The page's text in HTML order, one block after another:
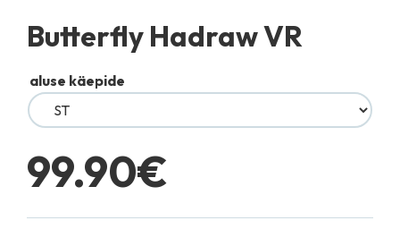
Butterfly Hadraw VR
aluse käepide
99.90€